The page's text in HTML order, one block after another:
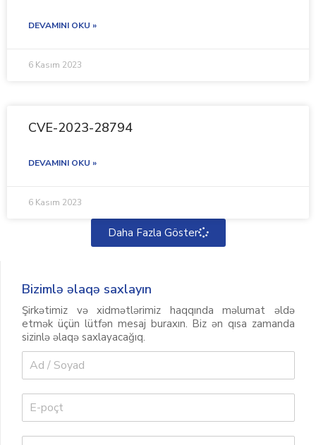
DEVAMINI OKU »
6 Kasım 2023
CVE-2023-28794
DEVAMINI OKU »
6 Kasım 2023
Daha Fazla Göster
Bizimlə əlaqə saxlayın
Şirkətimiz və xidmətlərimiz haqqında məlumat əldə
etmək üçün lütfən mesaj buraxın. Biz ən qısa zamanda
sizinlə əlaqə saxlayacağıq.